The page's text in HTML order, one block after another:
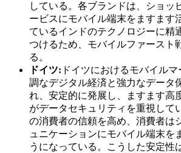
している。各ブランドは、ショッ
ービスにモバイル端末をますます
ているインドのテクノロジーに精
つけるため、モバイルファースト
る。
ドイツ: ドイツにおけるモバイル
調なデジタル経済と強力なデータ
れ、安定的に発展し、ますます高
がデータセキュリティを重視して
の消費者の信頼を高め、消費者は
ュニケーションにモバイル端末を
うになっている。こうした安定性